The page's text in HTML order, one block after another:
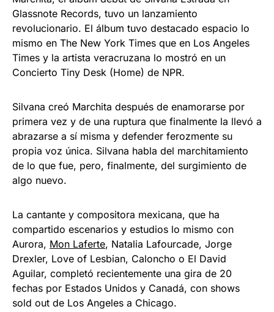
Glassnote Records, tuvo un lanzamiento
revolucionario. El álbum tuvo destacado espacio lo
mismo en The New York Times que en Los Angeles
Times y la artista veracruzana lo mostró en un
Concierto Tiny Desk (Home) de NPR.
Silvana creó Marchita después de enamorarse por
primera vez y de una ruptura que finalmente la llevó a
abrazarse a sí misma y defender ferozmente su
propia voz única. Silvana habla del marchitamiento
de lo que fue, pero, finalmente, del surgimiento de
algo nuevo.
La cantante y compositora mexicana, que ha
compartido escenarios y estudios lo mismo con
Aurora, Mon Laferte, Natalia Lafourcade, Jorge
Drexler, Love of Lesbian, Caloncho o El David
Aguilar, completó recientemente una gira de 20
fechas por Estados Unidos y Canadá, con shows
sold out de Los Angeles a Chicago.